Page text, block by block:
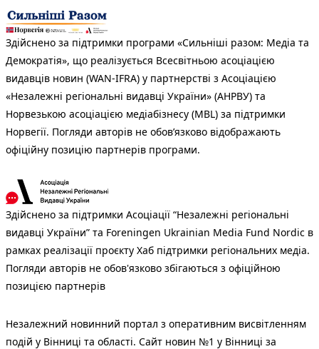
Здійснено за підтримки програми «Сильніші разом: Медіа та
Демократія», що реалізується Всесвітньою асоціацією
видавців новин (WAN-IFRA) у партнерстві з Асоціацією
«Незалежні регіональні видавці України» (АНРВУ) та
Норвезькою асоціацією медіабізнесу (MBL) за підтримки
Норвегії. Погляди авторів не обов’язково відображають
офіційну позицію партнерів програми.
Здійснено за підтримки Асоціації “Незалежні регіональні
видавці України” та Foreningen Ukrainian Media Fund Nordic в
рамках реалізації проєкту Хаб підтримки регіональних медіа.
Погляди авторів не обов'язково збігаються з офіційною
позицією партнерів
Незалежний новинний портал з оперативним висвітленням
подій у Вінниці та області. Сайт новин №1 у Вінниці за